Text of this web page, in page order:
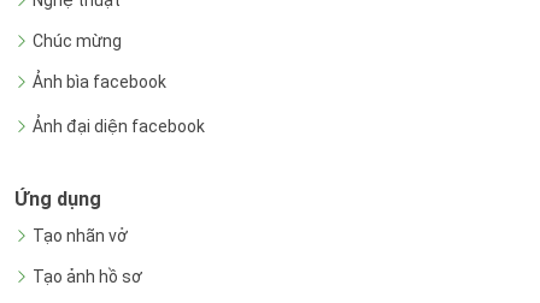
Chúc mừng
Ảnh bìa facebook
Ảnh đại diện facebook
Ứng dụng
Tạo nhãn vở
Tạo ảnh hồ sơ